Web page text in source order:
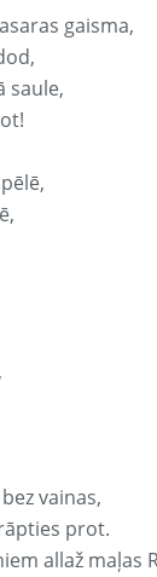
gaisma,
saule,
vainas,
prot.
allaž maļas